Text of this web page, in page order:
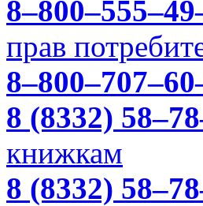
прав
8 (8332)
книжкам
8 (8332)